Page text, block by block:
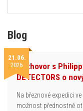
Blog
21.06.
2026Rozhovor s
DETECTORS o
Na březnové expedici
možnost přednostně